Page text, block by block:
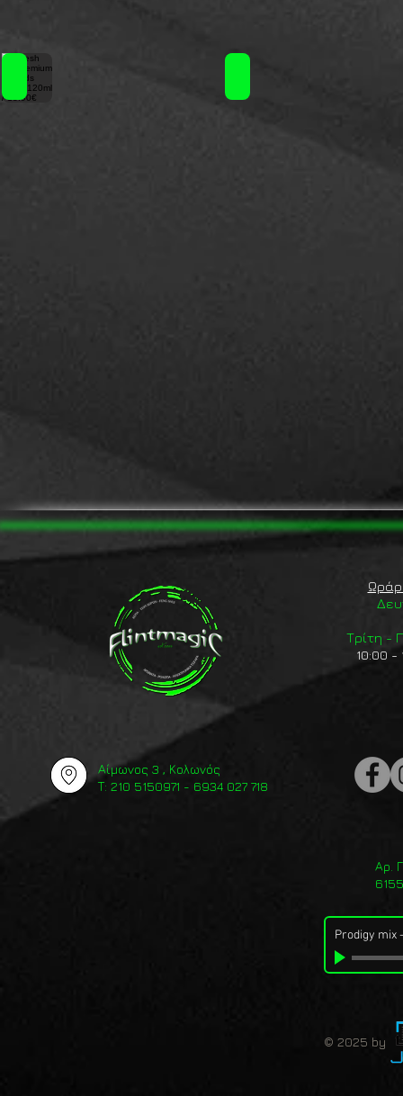
Fresh Premium Eliquids (24ml)120ml / 13.90€
Αίμωνος 3 , Κολωνός
Τ: 210 5150971 - 6934 027 718
Τρίτη -
10:00 -
Αρ.
Prodigy mix
© 2025